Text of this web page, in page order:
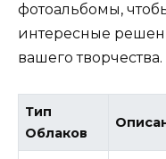
фотоальбомы,
интересные
вашего творчества.
Тип
Облаков